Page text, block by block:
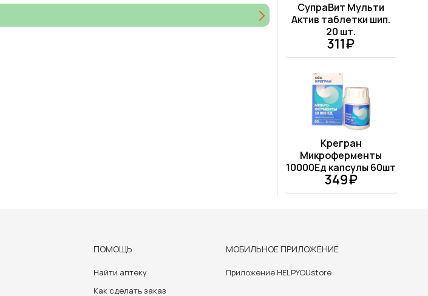
СупраВит Мульти
Актив таблетки шип.
20 шт.
311₽
Крегран
Микроферменты
10000Ед капсулы 60шт
349₽
ПОМОЩЬ
Найти аптеку
Как сделать заказ
МОБИЛЬНОЕ ПРИЛОЖЕНИЕ
Приложение HELPYOUstore